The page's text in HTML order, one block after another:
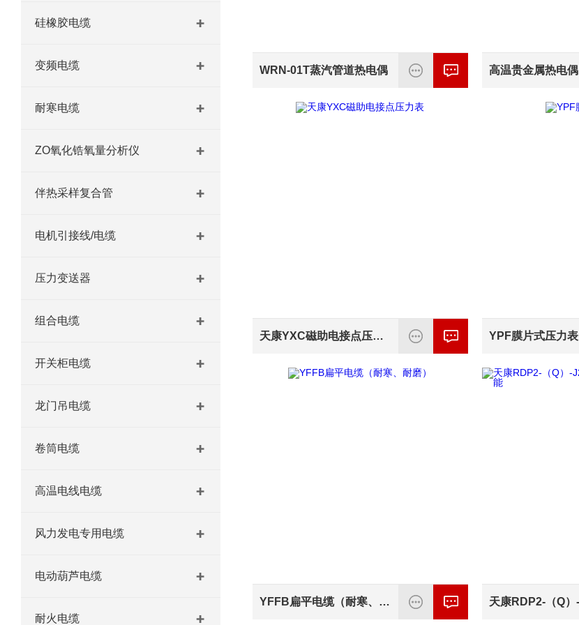
硅橡胶电缆
变频电缆
耐寒电缆
ZO氧化锆氧量分析仪
伴热采样复合管
电机引接线/电缆
压力变送器
组合电缆
开关柜电缆
龙门吊电缆
卷筒电缆
高温电线电缆
风力发电专用电缆
电动葫芦电缆
耐火电缆
WRN-01T蒸汽管道热电偶 高温贵金属热电偶
天康YXC磁助电接点压力表 YPF膜片式压力表
YFFB扁平电缆（耐寒、耐磨）